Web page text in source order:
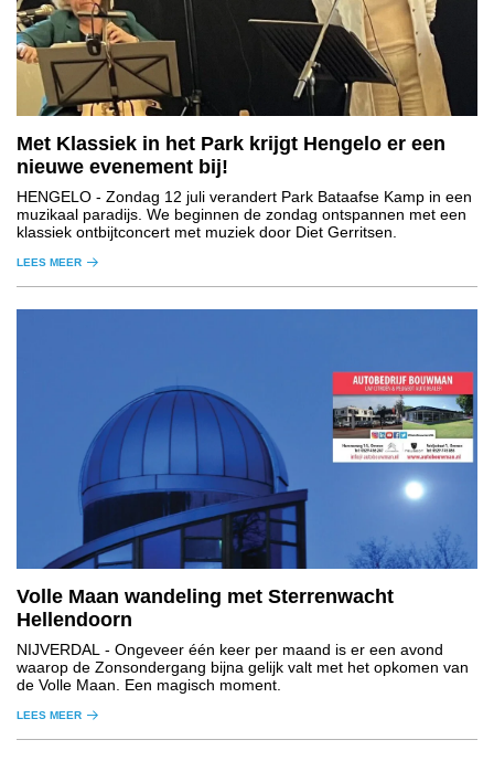
Met Klassiek in het Park krijgt Hengelo er een
nieuwe evenement bij!
HENGELO - Zondag 12 juli verandert Park Bataafse Kamp in een
muzikaal paradijs. We beginnen de zondag ontspannen met een
klassiek ontbijtconcert met muziek door Diet Gerritsen.
LEES MEER
Volle Maan wandeling met Sterrenwacht
Hellendoorn
NIJVERDAL - Ongeveer één keer per maand is er een avond
waarop de Zonsondergang bijna gelijk valt met het opkomen van
de Volle Maan. Een magisch moment.
LEES MEER